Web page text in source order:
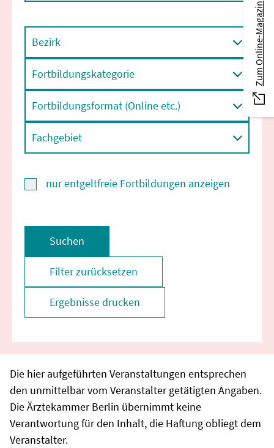
Bezirk
Fortbildungskategorie
Fortbildungsformat (Online etc.)
Fachgebiet
nur entgeltfreie Fortbildungen anzeigen
Suchen
Filter zurücksetzen
Ergebnisse drucken
Die hier aufgeführten Veranstaltungen entsprechen
den unmittelbar vom Veranstalter getätigten Angaben.
Die Ärztekammer Berlin übernimmt keine
Verantwortung für den Inhalt, die Haftung obliegt dem
Veranstalter.
Zum Online-Magazin